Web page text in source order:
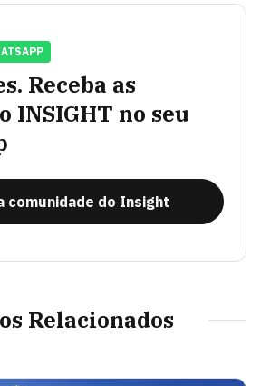
Receba as
INSIGHT no seu
comunidade do Insight
Relacionados